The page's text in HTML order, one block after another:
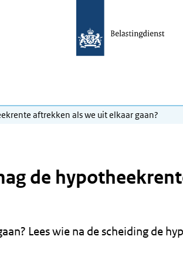
aftrekken als we uit elkaar gaan?
de
Lees wie na de scheiding de